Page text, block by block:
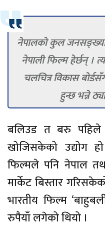
नेपालको कुल
नेपाली फिल्म हेर्छन् ।
चलचित्र विकास
हुन्छ भन्ने
बलिउड त बरु पहिले
खोजिसकेको उद्योग
फिल्मले पनि नेपाल
मार्केट बिस्तार
भारतीय फिल्म
रुपैयाँ लगेको थियो ।